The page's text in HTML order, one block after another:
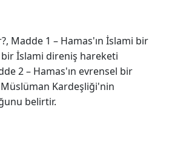
Madde 1 – Hamas'ın İslami bir
İslami direniş hareketi
2 – Hamas'ın evrensel bir
Kardeşliği'nin
belirtir.